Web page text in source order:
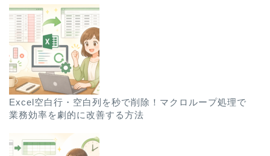
Excel空白行・空白列を秒で削除！マクロループ処理で
業務効率を劇的に改善する方法